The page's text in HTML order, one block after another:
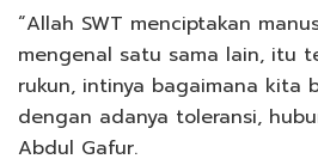
“Allah SWT menciptakan
mengenal satu sama lain, itu
rukun, intinya bagaimana kita
dengan adanya toleransi,
Abdul Gafur.